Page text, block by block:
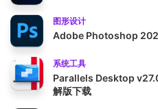
图形设计
Adobe Photoshop
系统工具
Parallels Desktop
解版下载